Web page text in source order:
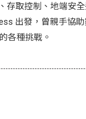
存取控制、地端安
出發，曾親手協
各種挑戰。